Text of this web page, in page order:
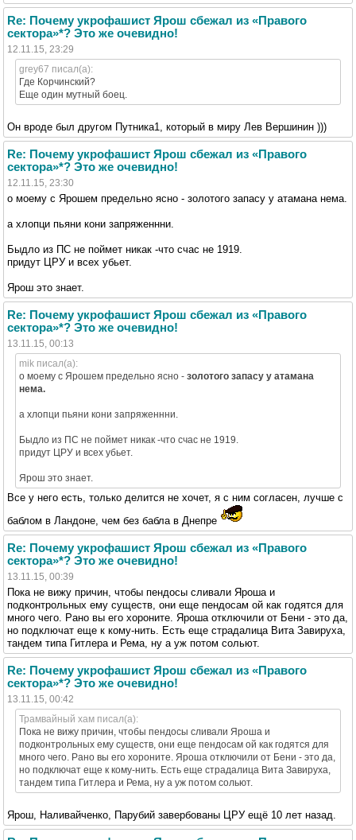
Re: Почему укрофашист Ярош сбежал из «Правого
сектора»*? Это же очевидно!
12.11.15, 23:29
grey67 писал(а):
Где Корчинский?
Еще один мутный боец.
Он вроде был другом Путника1, который в миру Лев Вершинин )))
Re: Почему укрофашист Ярош сбежал из «Правого
сектора»*? Это же очевидно!
12.11.15, 23:30
о моему с Ярошем предельно ясно - золотого запасу у атамана нема.
а хлопци пьяни кони запряженнни.
Быдло из ПС не поймет никак -что счас не 1919.
придут ЦРУ и всех убьет.
Ярош это знает.
Re: Почему укрофашист Ярош сбежал из «Правого
сектора»*? Это же очевидно!
13.11.15, 00:13
mik писал(а):
о моему с Ярошем предельно ясно - золотого запасу у атамана
нема.
а хлопци пьяни кони запряженнни.
Быдло из ПС не поймет никак -что счас не 1919.
придут ЦРУ и всех убьет.
Ярош это знает.
Все у него есть, только делится не хочет, я с ним согласен, лучше с
баблом в Ландоне, чем без бабла в Днепре
Re: Почему укрофашист Ярош сбежал из «Правого
сектора»*? Это же очевидно!
13.11.15, 00:39
Пока не вижу причин, чтобы пендосы сливали Яроша и
подконтрольных ему существ, они еще пендосам ой как годятся для
много чего. Рано вы его хороните. Яроша отключили от Бени - это да,
но подключат еще к кому-нить. Есть еще страдалица Вита Завируха,
тандем типа Гитлера и Рема, ну а уж потом сольют.
Re: Почему укрофашист Ярош сбежал из «Правого
сектора»*? Это же очевидно!
13.11.15, 00:42
Трамвайный хам писал(а):
Пока не вижу причин, чтобы пендосы сливали Яроша и
подконтрольных ему существ, они еще пендосам ой как годятся для
много чего. Рано вы его хороните. Яроша отключили от Бени - это да,
но подключат еще к кому-нить. Есть еще страдалица Вита Завируха,
тандем типа Гитлера и Рема, ну а уж потом сольют.
Ярош, Наливайченко, Парубий завербованы ЦРУ ещё 10 лет назад.